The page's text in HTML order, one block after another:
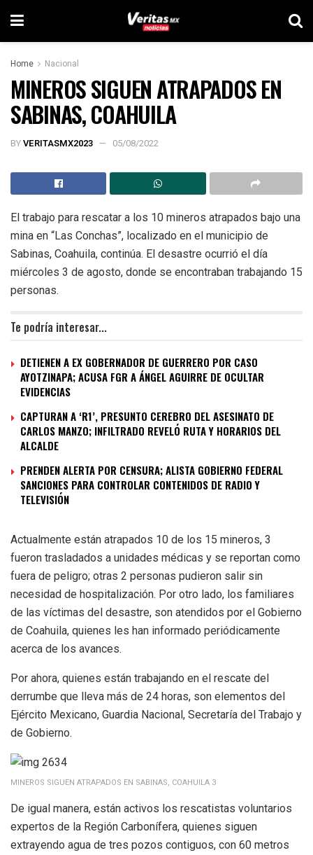
Home Nacional
MINEROS SIGUEN ATRAPADOS EN
SABINAS, COAHUILA
BYVERITASMX2023 05/08/2022
El trabajo para rescatar a los 10 mineros atrapados bajo una
mina en “Las Conchas”, localizado en el municipio de
Sabinas, Coahuila, continúa. El desastre ocurrió el día
miércoles 3 de agosto, donde se encontraban trabajando 15
personas.
Te podría interesar...
DETIENEN A EX GOBERNADOR DE GUERRERO POR CASO
AYOTZINAPA; ACUSA FGR A ÁNGEL AGUIRRE DE OCULTAR
EVIDENCIAS
CAPTURAN A ‘R1’, PRESUNTO CEREBRO DEL ASESINATO DE
CARLOS MANZO; INFILTRADO REVELÓ RUTA Y HORARIOS DEL
ALCALDE
PRENDEN ALERTA POR CENSURA; ALISTA GOBIERNO FEDERAL
SANCIONES PARA CONTROLAR CONTENIDOS DE RADIO Y
TELEVISIÓN
Actualmente están atrapados 10 de los 15 mineros, 3
fueron trasladados a unidades médicas y se reportan como
fuera de peligro; otras 2 personas pudieron salir sin
necesidad de hospitalización. Por otro lado, los familiares
de las víctimas del desastre, son atendidos por el Gobierno
de Coahuila, quienes les han informado periódicamente
acerca de los avances.
Por ahora, quienes están trabajando en el rescate del
derrumbe que lleva más de 24 horas, son elementos del
Ejército Mexicano, Guardia Nacional, Secretaría del Trabajo y
de Gobierno.
MINEROS SIGUEN ATRAPADOS EN SABINAS, COAHUILA 3
De igual manera, están activos los rescatistas voluntarios
expertos de la Región Carbonífera, quienes siguen
extrayendo agua de tres pozos contiguos, con 60 metros